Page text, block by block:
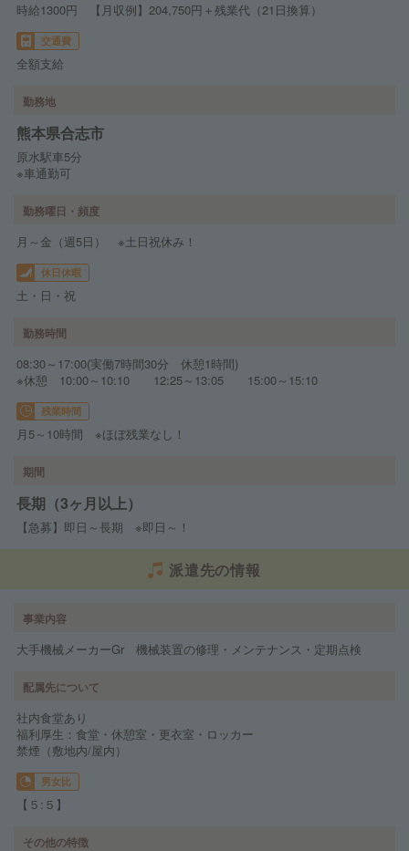
時給1300円 【月収例】204,750円＋残業代（21日換算）
交通費
全額支給
勤務地
熊本県合志市
原水駅車5分
※車通勤可
勤務曜日・頻度
月～金（週5日） ※土日祝休み！
休日休暇
土・日・祝
勤務時間
08:30～17:00(実働7時間30分 休憩1時間)
※休憩 10:00～10:10 12:25～13:05 15:00～15:10
残業時間
月5～10時間 ※ほぼ残業なし！
期間
長期（3ヶ月以上）
【急募】即日～長期 ※即日～！
派遣先の情報
事業内容
大手機械メーカーGr 機械装置の修理・メンテナンス・定期点検
配属先について
社内食堂あり
福利厚生：食堂・休憩室・更衣室・ロッカー
禁煙（敷地内/屋内）
男女比
【５:５】
その他の特徴